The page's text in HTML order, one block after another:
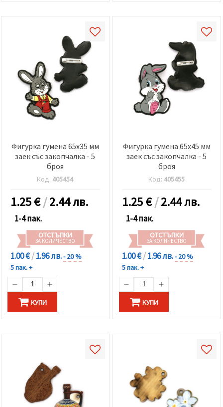
Фигурка гумена 65x35 мм
заек със закопчалка - 5
броя
Код: 405454
1.25€/2.44 лв.
1-4 пак.
ОТСТЪПКИ
ЗА КОЛИЧЕСТВО
1.00 €/1.96 лв.- 20 %
5 пак. +
КУПИ
Фигурка гумена 65x45 мм
заек със закопчалка - 5
броя
Код: 405455
1.25€/2.44 лв.
1-4 пак.
ОТСТЪПКИ
ЗА КОЛИЧЕСТВО
1.00 €/1.96 лв.- 20 %
5 пак. +
КУПИ